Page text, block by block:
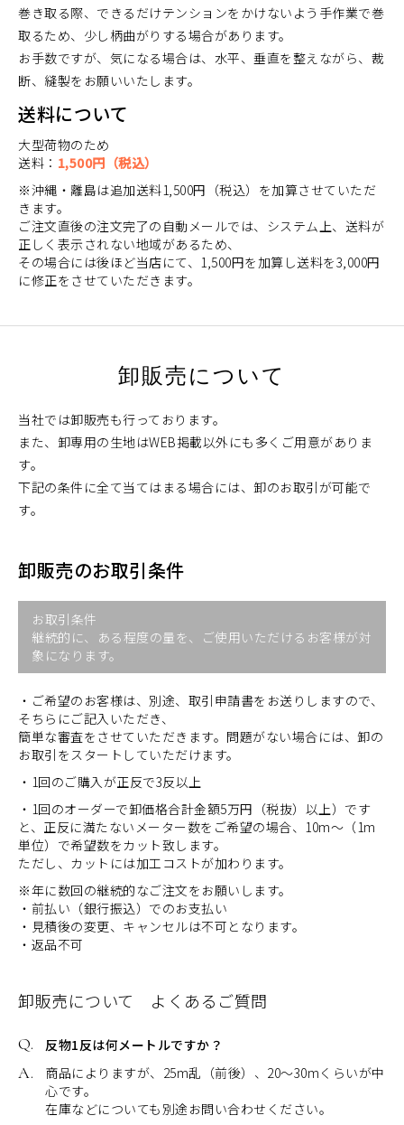
巻き取る際、できるだけテンションをかけないよう手作業で巻
取るため、少し柄曲がりする場合があります。
お手数ですが、気になる場合は、水平、垂直を整えながら、裁
断、縫製をお願いいたします。
送料について
大型荷物のため
送料： 1,500円（税込）
※沖縄・離島は追加送料1,500円（税込）を加算させていただ
きます。
ご注文直後の注文完了の自動メールでは、システム上、送料が
正しく表示されない地域があるため、
その場合には後ほど当店にて、1,500円を加算し送料を3,000円
に修正をさせていただきます。
卸販売について
当社では卸販売も行っております。
また、卸専用の生地はWEB掲載以外にも多くご用意がありま
す。
下記の条件に全て当てはまる場合には、卸のお取引が可能で
す。
卸販売のお取引条件
お取引条件
継続的に、ある程度の量を、ご使用いただけるお客様が対
象になります。
・ご希望のお客様は、別途、取引申請書をお送りしますので、
そちらにご記入いただき、
簡単な審査をさせていただきます。問題がない場合には、卸の
お取引をスタートしていただけます。
・1回のご購入が正反で3反以上
・1回のオーダーで卸価格合計金額5万円（税抜）以上）です
と、正反に満たないメーター数をご希望の場合、10m～（1m
単位）で希望数をカット致します。
ただし、カットには加工コストが加わります。
※年に数回の継続的なご注文をお願いします。
・前払い（銀行振込）でのお支払い
・見積後の変更、キャンセルは不可となります。
・返品不可
卸販売について よくあるご質問
反物1反は何メートルですか？
商品によりますが、25m乱（前後）、20～30mくらいが中
心です。
在庫などについても別途お問い合わせください。